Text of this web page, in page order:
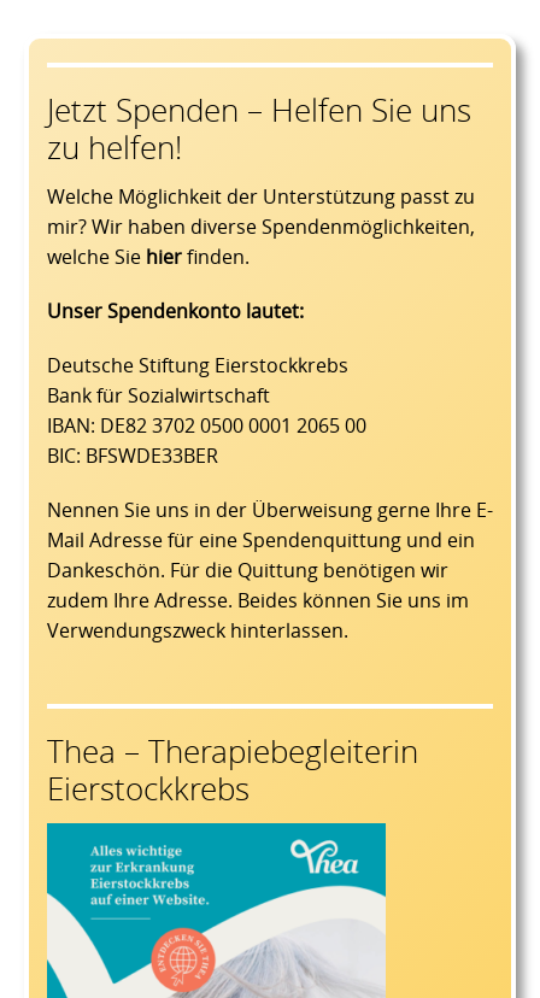
Jetzt Spenden – Helfen Sie uns
zu helfen!
Welche Möglichkeit der Unterstützung passt zu
mir? Wir haben diverse Spendenmöglichkeiten,
welche Sie hierfinden.
Unser Spendenkonto lautet:
Deutsche Stiftung Eierstockkrebs
Bank für Sozialwirtschaft
IBAN: DE82 3702 0500 0001 2065 00
BIC: BFSWDE33BER
Nennen Sie uns in der Überweisung gerne Ihre E-
Mail Adresse für eine Spendenquittung und ein
Dankeschön. Für die Quittung benötigen wir
zudem Ihre Adresse. Beides können Sie uns im
Verwendungszweck hinterlassen.
Thea – Therapiebegleiterin
Eierstockkrebs